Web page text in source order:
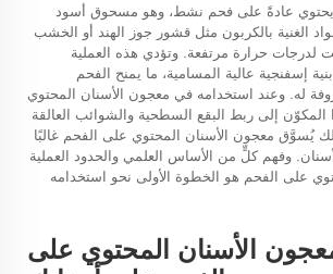
يحتوي عادةً على فحم نشط، وهو مسحوق أسود
الغنية بالكربون مثل قشور جوز الهند أو الخشب
لدرجات حرارة مرتفعة. وتؤدي هذه العملية
إسفنجية عالية المسامية، ما يمنح الفحم
له. وعند استخدامه في معجون الأسنان المحتوي
إلى ربط البقع السطحية والشوائب العالقة
يُسوَّق معجون الأسنان المحتوي على الفحم غالبًا
وفهم كلٍّ من الأساس العلمي والحدود العملية
على الفحم هو الخطوة الأولى نحو استخدامه
الأسنان المحتوي على